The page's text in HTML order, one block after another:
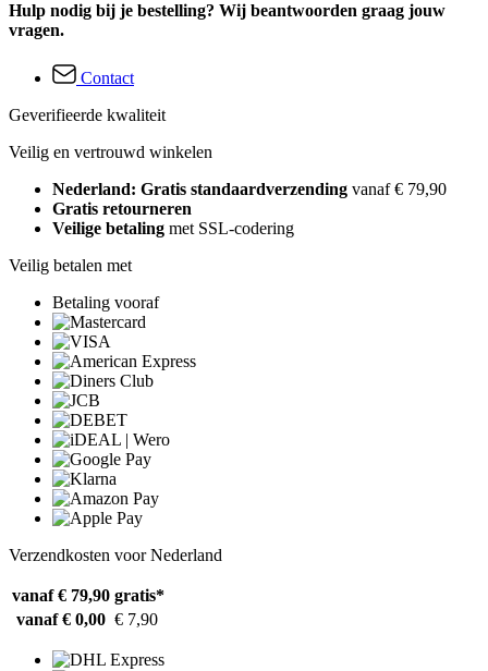
Hulp nodig bij je bestelling? Wij beantwoorden graag jouw
vragen.
Contact
Geverifieerde kwaliteit
Veilig en vertrouwd winkelen
Nederland: Gratis standaardverzending vanaf € 79,90
Gratis retourneren
Veilige betaling met SSL-codering
Veilig betalen met
Betaling vooraf
Verzendkosten voor Nederland
vanaf € 79,90 gratis*
vanaf € 0,00 € 7,90